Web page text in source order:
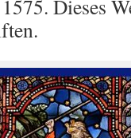
Dieses